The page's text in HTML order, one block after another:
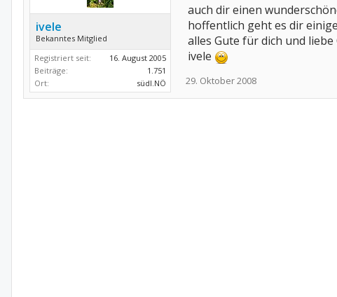
ivele
Bekanntes Mitglied
Registriert seit:
16. August 2005
Beiträge:
1.751
Ort:
südl.NÖ
auch dir einen
hoffentlich geht es dir
alles Gute für dich und liebe
ivele
29. Oktober 2008